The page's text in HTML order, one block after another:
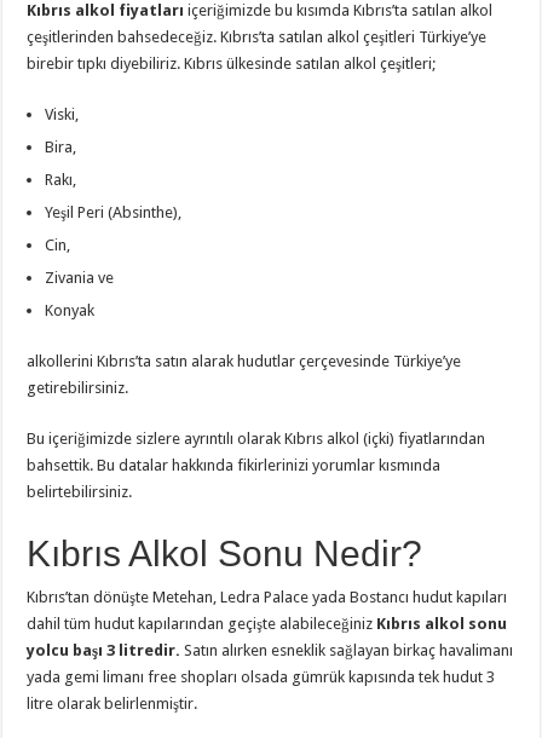
Kıbrıs alkol fiyatları içeriğimizde bu kısımda Kıbrıs’ta satılan alkol
çeşitlerinden bahsedeceğiz. Kıbrıs’ta satılan alkol çeşitleri Türkiye’ye
birebir tıpkı diyebiliriz. Kıbrıs ülkesinde satılan alkol çeşitleri;
Viski,
Bira,
Rakı,
Yeşil Peri (Absinthe),
Cin,
Zivania ve
Konyak
alkollerini Kıbrıs’ta satın alarak hudutlar çerçevesinde Türkiye’ye
getirebilirsiniz.
Bu içeriğimizde sizlere ayrıntılı olarak Kıbrıs alkol (içki) fiyatlarından
bahsettik. Bu datalar hakkında fikirlerinizi yorumlar kısmında
belirtebilirsiniz.
Kıbrıs Alkol Sonu Nedir?
Kıbrıs’tan dönüşte Metehan, Ledra Palace yada Bostancı hudut kapıları
dahil tüm hudut kapılarından geçişte alabileceğiniz Kıbrıs alkol sonu
yolcu başı 3 litredir. Satın alırken esneklik sağlayan birkaç havalimanı
yada gemi limanı free shopları olsada gümrük kapısında tek hudut 3
litre olarak belirlenmiştir.